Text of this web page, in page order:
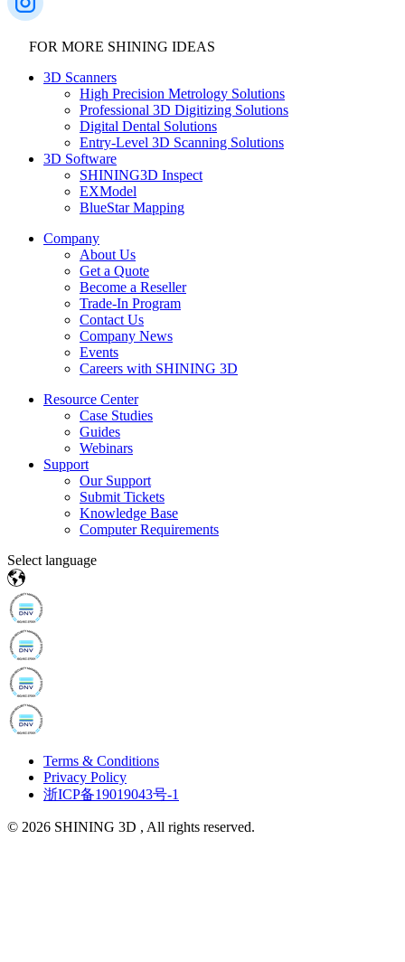
FOR MORE SHINING IDEAS
3D Scanners
High Precision Metrology Solutions
Professional 3D Digitizing Solutions
Digital Dental Solutions
Entry-Level 3D Scanning Solutions
3D Software
SHINING3D Inspect
EXModel
BlueStar Mapping
Company
About Us
Get a Quote
Become a Reseller
Trade-In Program
Contact Us
Company News
Events
Careers with SHINING 3D
Resource Center
Case Studies
Guides
Webinars
Support
Our Support
Submit Tickets
Knowledge Base
Computer Requirements
Select language
Terms & Conditions
Privacy Policy
浙ICP备19019043号-1
© 2026 SHINING 3D , All rights reserved.